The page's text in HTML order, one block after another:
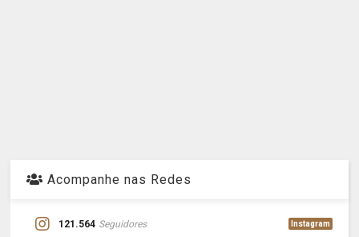
Acompanhe nas Redes
121.564 Seguidores Instagram